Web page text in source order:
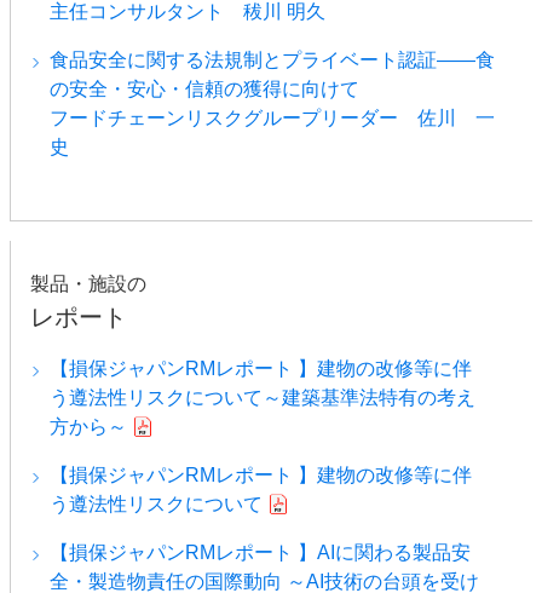
主任コンサルタント 秡川 明久
食品安全に関する法規制とプライベート認証――食
の安全・安心・信頼の獲得に向けて
フードチェーンリスクグループリーダー 佐川 一
史
製品・施設の
レポート
【損保ジャパンRMレポート 】建物の改修等に伴
う遵法性リスクについて～建築基準法特有の考え
方から～
【損保ジャパンRMレポート 】建物の改修等に伴
う遵法性リスクについて
【損保ジャパンRMレポート 】AIに関わる製品安
全・製造物責任の国際動向 ～AI技術の台頭を受け